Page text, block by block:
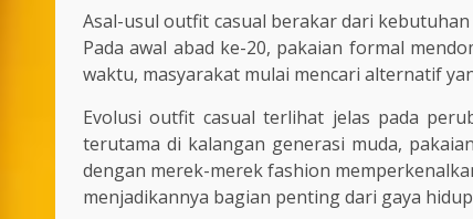
Asal-usul outfit casual berakar dari
Pada awal abad ke-20, pakaian formal
waktu, masyarakat mulai mencari alternatif
Evolusi outfit casual terlihat jelas pada
terutama di kalangan generasi muda,
dengan merek-merek fashion
menjadikannya bagian penting dari gaya